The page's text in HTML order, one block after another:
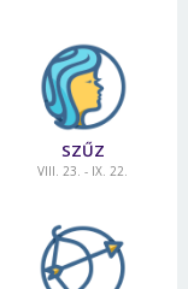
SZŰZ
VIII. 23. - IX. 22.